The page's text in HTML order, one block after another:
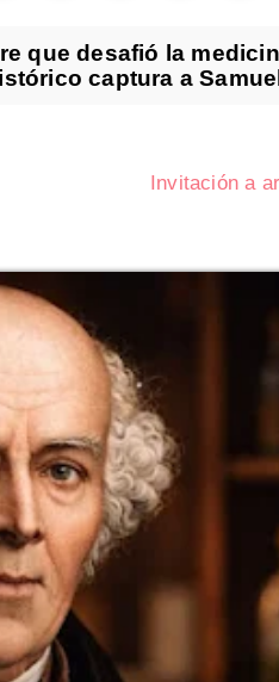
que desafió la
captura a Samuel
Invitación a